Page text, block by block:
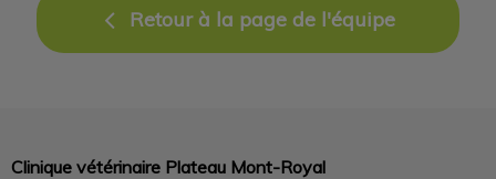
Retour à la page de l'équipe
Clinique vétérinaire Plateau Mont-Royal